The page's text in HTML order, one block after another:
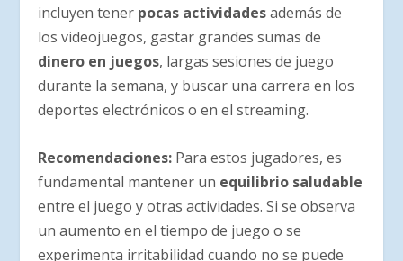
incluyen tener pocas actividadesademás de
los videojuegos, gastar grandes sumas de
dinero en juegos, largas sesiones de juego
durante la semana, y buscar una carrera en los
deportes electrónicos o en el streaming.
Recomendaciones: Para estos jugadores, es
fundamental mantener un equilibrio saludable
entre el juego y otras actividades. Si se observa
un aumento en el tiempo de juego o se
experimenta irritabilidad cuando no se puede